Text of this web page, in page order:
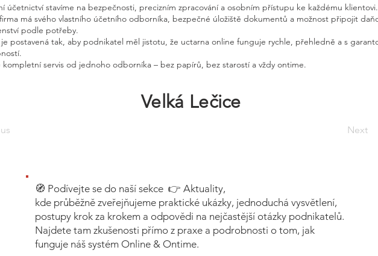
účetnictví stavíme na bezpečnosti, precizním zpracování a osobním přístupu ke každému klientovi.
má svého vlastního účetního odborníka, bezpečné úložiště dokumentů a možnost připojit
podle potřeby.
je postavená tak, aby podnikatel měl jistotu, že uctarna online funguje rychle, přehledně a s
kompletní servis od jednoho odborníka – bez papírů, bez starostí a vždy ontime.
Velká Lečice
Next
🧭 Podívejte se do naší sekce 👉 Aktuality,
kde průběžně zveřejňujeme praktické ukázky, jednoduchá vysvětlení,
postupy krok za krokem a odpovědi na nejčastější otázky podnikatelů.
Najdete tam zkušenosti přímo z praxe a podrobnosti o tom, jak
funguje náš systém Online & Ontime.